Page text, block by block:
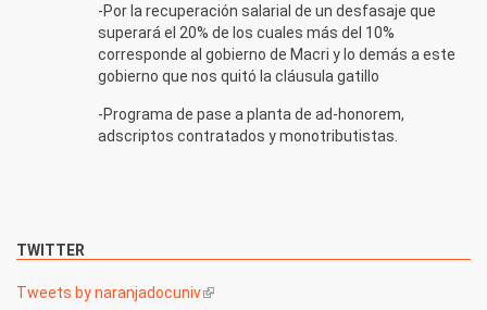
-Por la recuperación salarial de un desfasaje que
superará el 20% de los cuales más del 10%
corresponde al gobierno de Macri y lo demás a este
gobierno que nos quitó la cláusula gatillo
-Programa de pase a planta de ad-honorem,
adscriptos contratados y monotributistas.
TWITTER
Tweets by naranjadocuniv(link is external)